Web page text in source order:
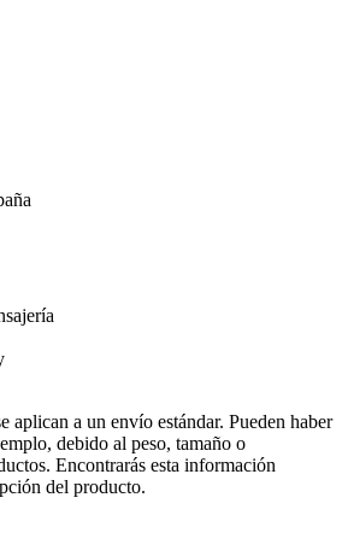
aplican a un envío estándar. Pueden haber
debido al peso, tamaño o
Encontrarás esta información
del producto.